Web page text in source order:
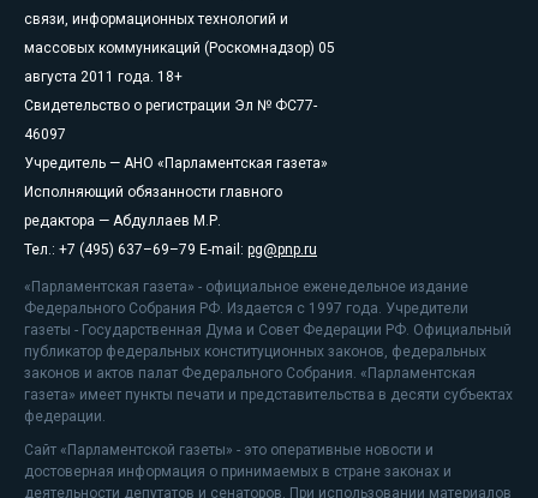
связи, информационных технологий и
массовых коммуникаций (Роскомнадзор) 05
августа 2011 года. 18+
Свидетельство о регистрации Эл № ФС77-
46097
Учредитель — АНО «Парламентская газета»
Исполняющий обязанности главного
редактора — Абдуллаев М.Р.
Тел.: +7 (495) 637–69–79 E-mail: pg@pnp.ru
«Парламентская газета» - официальное еженедельное издание
Федерального Собрания РФ. Издается с 1997 года. Учредители
газеты - Государственная Дума и Совет Федерации РФ. Официальный
публикатор федеральных конституционных законов, федеральных
законов и актов палат Федерального Собрания. «Парламентская
газета» имеет пункты печати и представительства в десяти субъектах
федерации.
Сайт «Парламентской газеты» - это оперативные новости и
достоверная информация о принимаемых в стране законах и
деятельности депутатов и сенаторов. При использовании материалов